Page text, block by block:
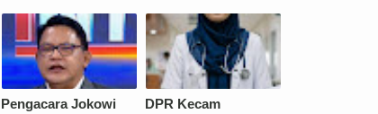
Pengacara Jokowi
DPR Kecam